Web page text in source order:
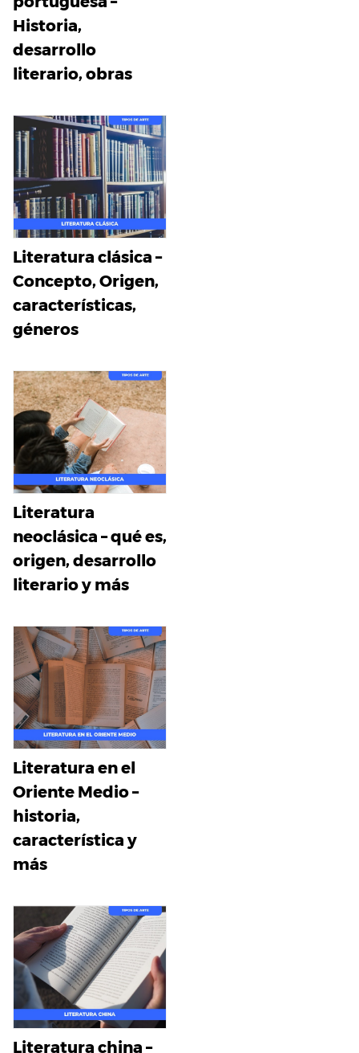
Historia,
desarrollo
literario, obras
Literatura clásica –
Concepto, Origen,
características,
géneros
Literatura
neoclásica – qué es,
origen, desarrollo
literario y más
Literatura en el
Oriente Medio –
historia,
característica y
más
Literatura china –